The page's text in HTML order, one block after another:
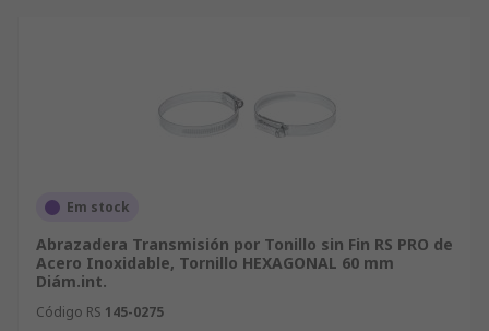
Em stock
Abrazadera Transmisión por Tonillo sin Fin RS PRO de
Acero Inoxidable, Tornillo HEXAGONAL 60 mm
Diám.int.
Código RS 145-0275